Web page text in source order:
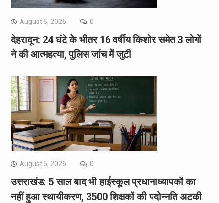
August 5, 2026 0
देहरादून: 24 घंटे के भीतर 16 वर्षीय किशोर समेत 3 लोगों
ने की आत्महत्या, पुलिस जांच में जुटी
August 5, 2026 0
उत्तराखंड: 5 साल बाद भी हाईस्कूल प्रधानाध्यापकों का
नहीं हुआ स्थायीकरण, 3500 शिक्षकों की पदोन्नति अटकी